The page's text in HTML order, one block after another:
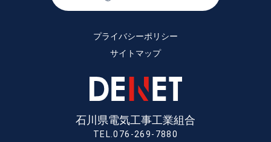
プライバシーポリシー
サイトマップ
石川県電気工事工業組合
TEL.076-269-7880